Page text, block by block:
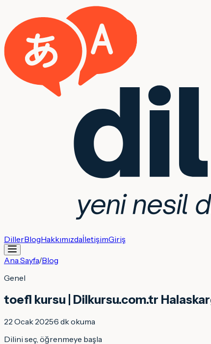
DillerBlogHakkımızdaİletişimGiriş
Ana Sayfa/Blog
Genel
toefl kursu | Dilkursu.com.tr
22 Ocak 2025·6 dk okuma
Dilini seç, öğrenmeye başla